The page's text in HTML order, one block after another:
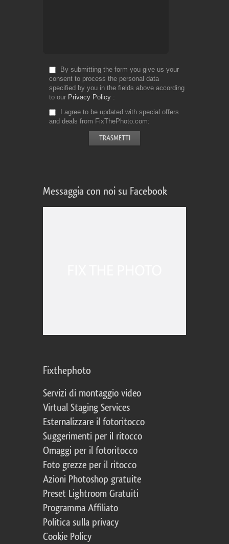
By submitting the form you give us your
consent to process the personal data
specified by you in the fields above according
to our Privacy Policy
I agree to be updated with special offers
and deals from FixThePhoto.com
Messaggia con noi su Facebook
Fixthephoto
Servizi di montaggio video
Virtual Staging Services
Esternalizzare il fotoritocco
Suggerimenti per il ritocco
Omaggi per il fotoritocco
Foto grezze per il ritocco
Azioni Photoshop gratuite
Preset Lightroom Gratuiti
Programma Affiliato
Politica sulla privacy
Cookie Policy